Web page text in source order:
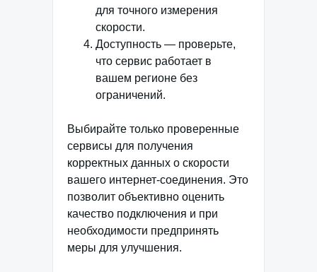
для точного измерения
скорости.
Доступность — проверьте,
что сервис работает в
вашем регионе без
ограничений.
Выбирайте только проверенные
сервисы для получения
корректных данных о скорости
вашего интернет-соединения. Это
позволит объективно оценить
качество подключения и при
необходимости предпринять
меры для улучшения.